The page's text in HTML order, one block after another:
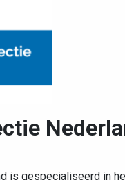
is gespecialiseerd in